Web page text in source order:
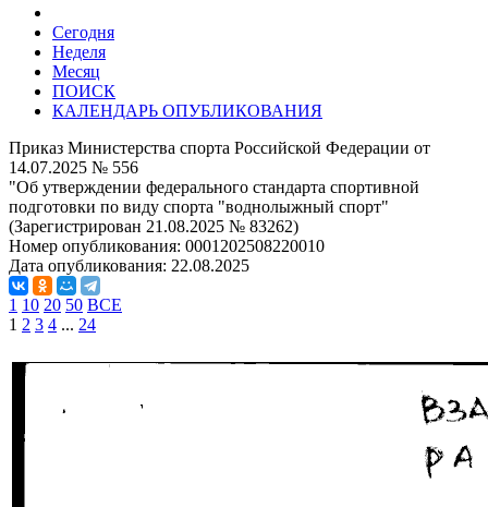
Сегодня
Неделя
Месяц
ПОИСК
КАЛЕНДАРЬ ОПУБЛИКОВАНИЯ
Приказ Министерства спорта Российской Федерации от
14.07.2025 № 556
"Об утверждении федерального стандарта спортивной
подготовки по виду спорта "воднолыжный спорт"
(Зарегистрирован 21.08.2025 № 83262)
Номер опубликования: 0001202508220010
Дата опубликования: 22.08.2025
1 10 20 50 ВСЕ
1 2 3 4 ... 24